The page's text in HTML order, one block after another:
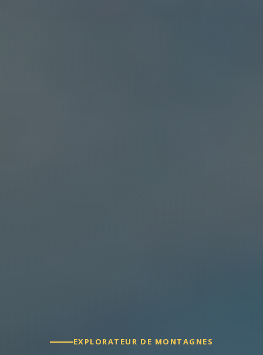
EXPLORATEUR DE MONTAGNES